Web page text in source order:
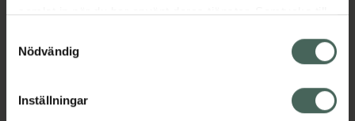
samlat in när du har använt deras tjänster. Samtycke till
återkalla ditt samtycke via webbplatsens
cookieinställningar. Ett återkallat samtycke påverkar inte
lagligheten av behandling som skett innan återkallelsen.
Nödvändig
Inställningar
EAN:07046265978596